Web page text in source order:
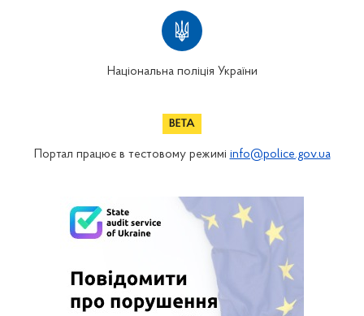
Національна поліція України
Портал працює в тестовому режимі info@police.gov.ua